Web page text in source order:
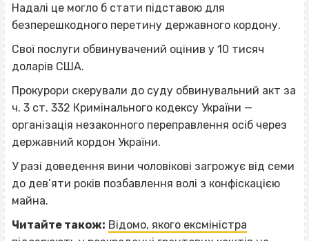
Надалі це могло б стати підставою для
безперешкодного перетину державного кордону.
Свої послуги обвинувачений оцінив у 10 тисяч
доларів США.
Прокурори скерували до суду обвинувальний акт за
ч. 3 ст. 332 Кримінального кодексу України —
організація незаконного переправлення осіб через
державний кордон України.
У разі доведення вини чоловікові загрожує від семи
до дев’яти років позбавлення волі з конфіскацією
майна.
Читайте також: Відомо, якого ексміністра